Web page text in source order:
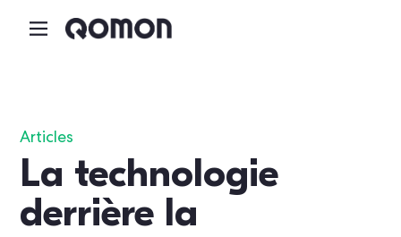
Articles
La technologie
derrière la